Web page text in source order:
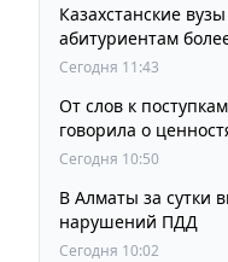
Казахстанские
абитуриентам
образовательных
Сегодня 11:43
От слов к
говорила о
Сегодня 10:50
В Алматы за сутки
нарушений ПДД
Сегодня 10:02